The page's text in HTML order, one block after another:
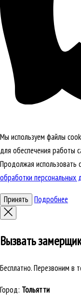
Мы используем файлы
для обеспечения работы
Продолжая использовать
обработки персональных
Принять Подробнее
Вызвать
Бесплатно. Перезвоним в
Город: Тольятти